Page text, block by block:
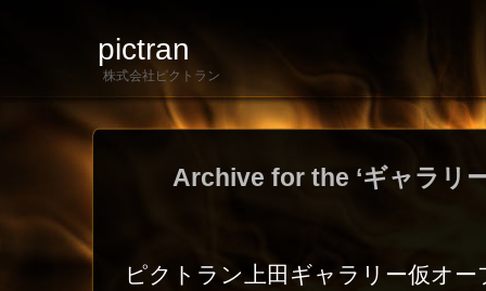
pictran
株式会社ピクトラン
Archive for the ‘ギャラリ
ピクトラン上田ギャラリー仮オー